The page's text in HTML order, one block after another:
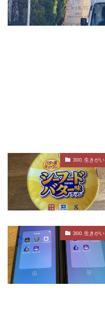
300. 生きがい
300. 生きがい